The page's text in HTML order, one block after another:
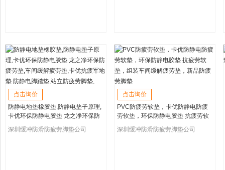
点击询价
防静电地垫橡胶垫,防静电垫子原理,
卡优环保防静电胶垫 龙之净环保防
疲劳垫,车间缓解疲劳垫,卡优抗疲军
地垫 防静电脚踏垫,站立防疲劳脚垫,
深圳缓冲防滑防疲劳脚垫公司
点击询价
PVC防疲劳软垫，卡优防静电防疲
劳软垫，环保防静电胶垫 抗疲劳软
垫，组装车间缓解疲劳垫，新品防
疲劳脚垫
深圳缓冲防滑防疲劳脚垫公司